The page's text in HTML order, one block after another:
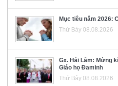
Mục tiêu năm 2026:
Thứ Bảy 08.08.2026
Gx. Hải Lâm: Mừng
Giáo họ Đaminh
Thứ Bảy 08.08.2026